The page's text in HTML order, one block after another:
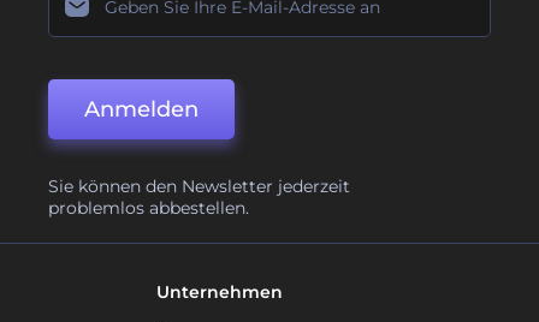
Anmelden
Sie können den Newsletter jederzeit
problemlos abbestellen.
Unternehmen